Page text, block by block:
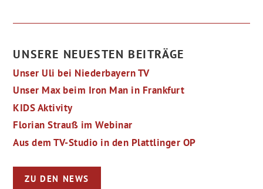
UNSERE NEUESTEN BEITRÄGE
Unser Uli bei Niederbayern TV
Unser Max beim Iron Man in Frankfurt
KIDS Aktivity
Florian Strauß im Webinar
Aus dem TV-Studio in den Plattlinger OP
ZU DEN NEWS